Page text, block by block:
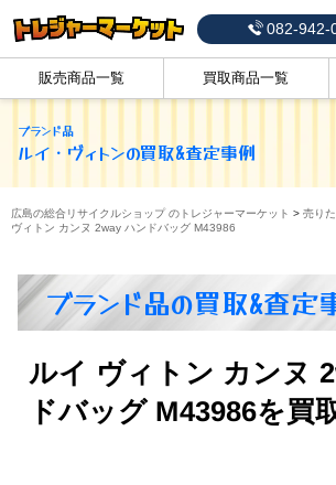
082-942-
販売商品一覧 買取商品一覧
ブランド品
ルイ・ヴィトンの買取&査定事例
広島の総合リサイクルショップ のトレジャーマーケット > 売り
ヴィトン カンヌ 2way ハンドバッグ M43986
ブランド品の買取&査定
ルイ ヴィトン カンヌ
ドバッグ M43986を買